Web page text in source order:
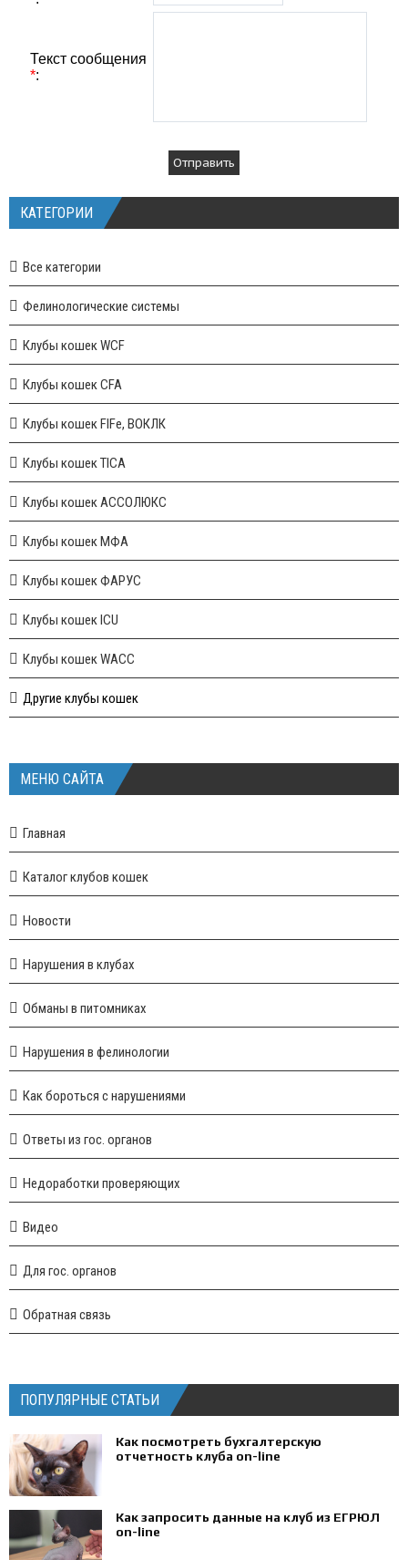
Текст сообщения
*:
КАТЕГОРИИ
Все категории
Фелинологические системы
Клубы кошек WCF
Клубы кошек CFA
Клубы кошек FIFe, ВОКЛК
Клубы кошек TICA
Клубы кошек АССОЛЮКС
Клубы кошек МФА
Клубы кошек ФАРУС
Клубы кошек ICU
Клубы кошек WACC
Другие клубы кошек
МЕНЮ САЙТА
Главная
Каталог клубов кошек
Новости
Нарушения в клубах
Обманы в питомниках
Нарушения в фелинологии
Как бороться с нарушениями
Ответы из гос. органов
Недоработки проверяющих
Видео
Для гос. органов
Обратная связь
ПОПУЛЯРНЫЕ СТАТЬИ
Как посмотреть бухгалтерскую
отчетность клуба on-line
Как запросить данные на клуб из ЕГРЮЛ
on-line